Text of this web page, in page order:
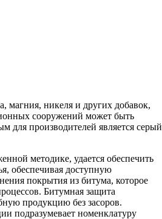
магния, никеля и других добавок,
сооружений может быть
для производителей является серый
методике, удается обеспечить
обеспечивая доступную
покрытия из битума, которое
Битумная защита
продукцию без засоров.
подразумевает номенклатуру